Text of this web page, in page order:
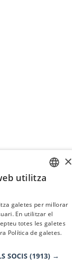
×
utilitza
galetes per millorar
En utilitzar el
totes les galetes
Política de galetes.
SOCIS (1913) →